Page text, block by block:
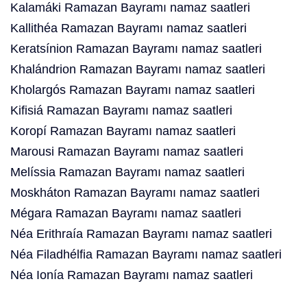
Kalamáki Ramazan Bayramı namaz saatleri
Kallithéa Ramazan Bayramı namaz saatleri
Keratsínion Ramazan Bayramı namaz saatleri
Khalándrion Ramazan Bayramı namaz saatleri
Kholargós Ramazan Bayramı namaz saatleri
Kifisiá Ramazan Bayramı namaz saatleri
Koropí Ramazan Bayramı namaz saatleri
Marousi Ramazan Bayramı namaz saatleri
Melíssia Ramazan Bayramı namaz saatleri
Moskháton Ramazan Bayramı namaz saatleri
Mégara Ramazan Bayramı namaz saatleri
Néa Erithraía Ramazan Bayramı namaz saatleri
Néa Filadhélfia Ramazan Bayramı namaz saatleri
Néa Ionía Ramazan Bayramı namaz saatleri